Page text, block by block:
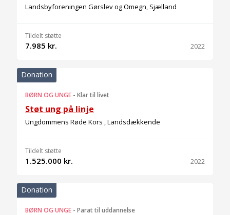
Landsbyforeningen Gørslev og Omegn, Sjælland
Tildelt støtte
7.985 kr. 2022
Donation
BØRN OG UNGE - Klar til livet
Støt ung på linje
Ungdommens Røde Kors , Landsdækkende
Tildelt støtte
1.525.000 kr. 2022
Donation
BØRN OG UNGE - Parat til uddannelse